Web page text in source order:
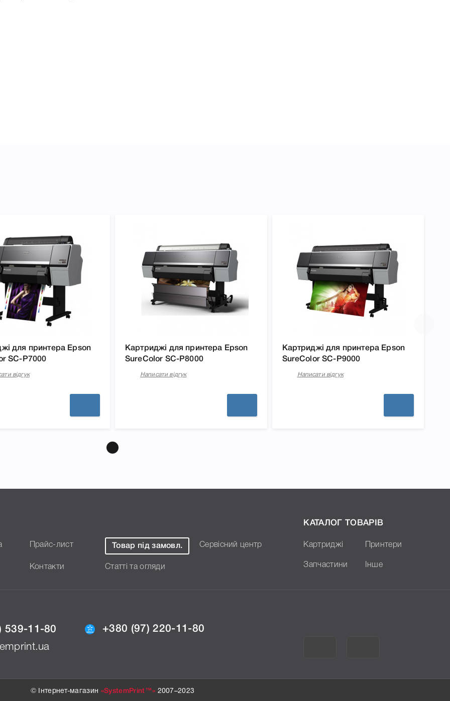
до якого підходить
що дозволить Вам
для принтера Epson
SC-P7000
відгук
Картриджі для принтера Epson
SureColor SC-P8000
Написати відгук
Картриджі для принтера Epson
SureColor SC-P9000
Написати відгук
Прайс-лист Товар під замовл. Сервісний центр
Контакти Статті та огляди
КАТАЛОГ ТОВАРІВ
Картриджі Принтери
Запчастини Інше
539-11-80
+380 (97) 220-11-80
© Інтернет-магазин «SystemPrint™» 2007–2023